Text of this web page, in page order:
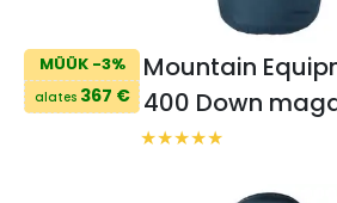
MÜÜK -3%
alates367 €
Mountain
400 Down